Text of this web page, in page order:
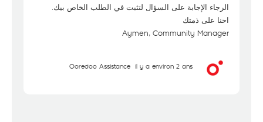
الرجاء الإجابة على السؤال لتثبت في الطلب الخاص بيك.
احنا على ذمتك
Aymen, Community Manager
Ooredoo Assistance il y a environ 2 ans